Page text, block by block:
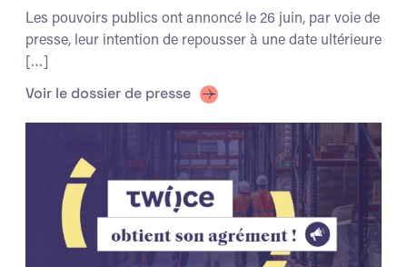
Les pouvoirs publics ont annoncé le 26 juin, par voie de
presse, leur intention de repousser à une date ultérieure
[…]
Voir le dossier de presse